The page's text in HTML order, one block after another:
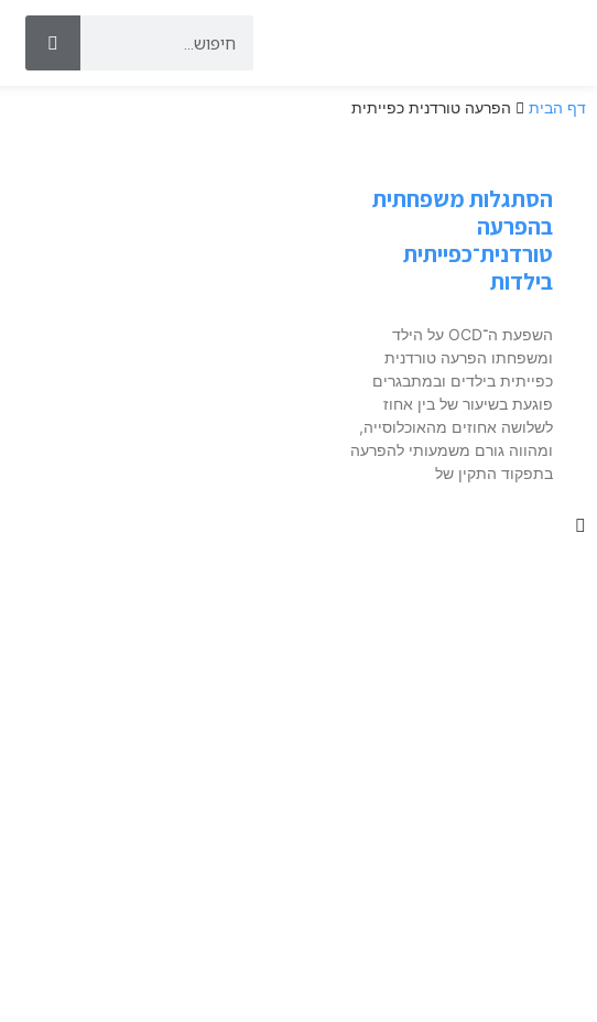
דף הבית הפרעה טורדנית כפייתית
הסתגלות משפחתית
בהפרעה
טורדנית־כפייתית
בילדות
השפעת ה־OCD על הילד
ומשפחתו הפרעה טורדנית
כפייתית בילדים ובמתבגרים
פוגעת בשיעור של בין אחוז
לשלושה אחוזים מהאוכלוסייה,
ומהווה גורם משמעותי להפרעה
בתפקוד התקין של